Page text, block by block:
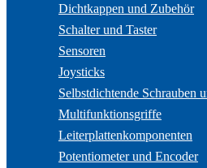
Dichtkappen und Zubehör
Schalter und Taster
Sensoren
Joysticks
Selbstdichtende Schrauben
Multifunktionsgriffe
Leiterplattenkomponenten
Potentiometer und Encoder